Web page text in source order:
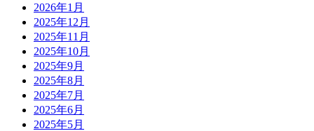
2026年1月
2025年12月
2025年11月
2025年10月
2025年9月
2025年8月
2025年7月
2025年6月
2025年5月